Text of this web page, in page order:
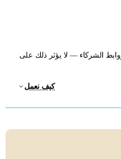
الشركاء — لا يؤثر ذلك على
كيف نعمل